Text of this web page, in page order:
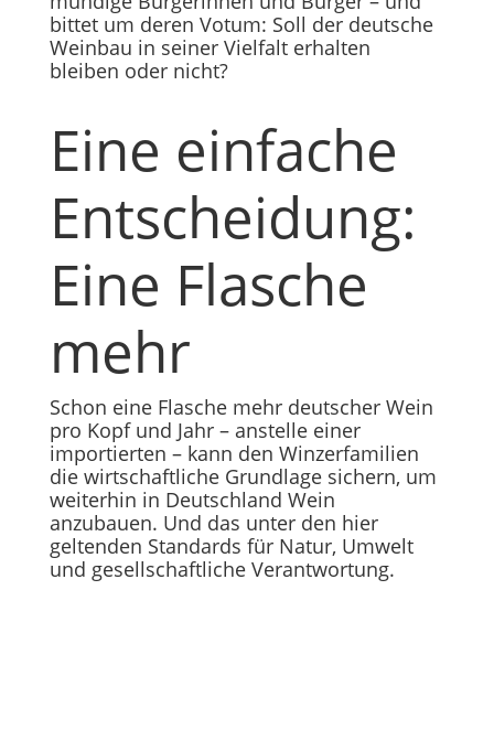
bittet um deren Votum: Soll der deutsche
Weinbau in seiner Vielfalt erhalten
bleiben oder nicht?
Eine einfache
Entscheidung:
Eine Flasche
mehr
Schon eine Flasche mehr deutscher Wein
pro Kopf und Jahr – anstelle einer
importierten – kann den Winzerfamilien
die wirtschaftliche Grundlage sichern, um
weiterhin in Deutschland Wein
anzubauen. Und das unter den hier
geltenden Standards für Natur, Umwelt
und gesellschaftliche Verantwortung.